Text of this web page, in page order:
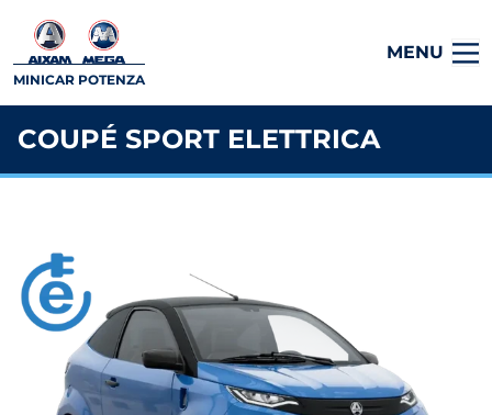
MINICAR POTENZA
MENU
COUPÉ SPORT ELETTRICA